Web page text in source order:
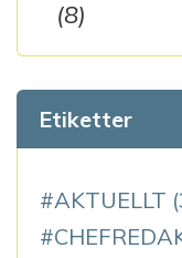
(8)
Etiketter
AKTUELLT